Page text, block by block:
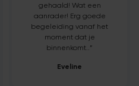
gehaald! Wat een
aanrader! Erg goede
begeleiding vanaf het
moment dat je
binnenkomt..”
Eveline